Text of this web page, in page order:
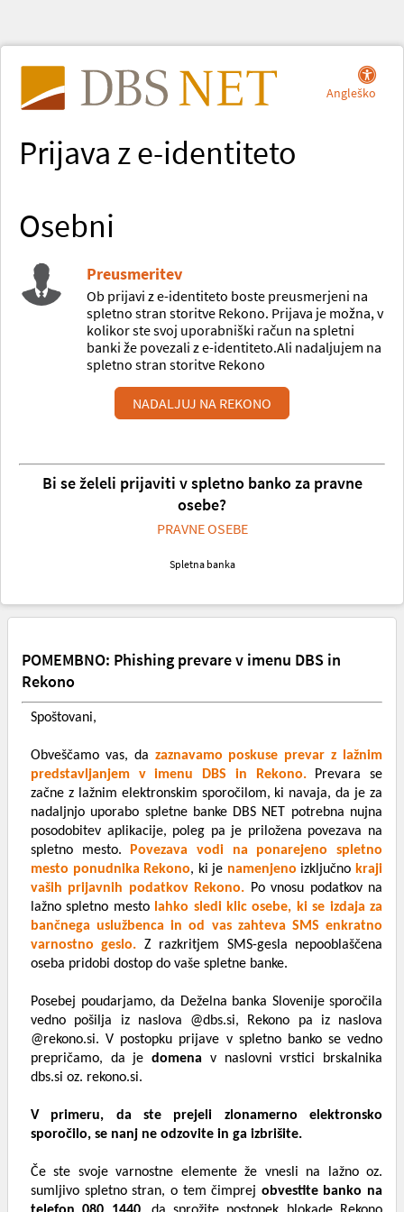
Angleško
Prijava z e-identiteto
Osebni
Preusmeritev
Ob prijavi z e-identiteto boste preusmerjeni na
spletno stran storitve Rekono. Prijava je možna, v
kolikor ste svoj uporabniški račun na spletni
banki že povezali z e-identiteto.Ali nadaljujem na
spletno stran storitve Rekono
NADALJUJ NA REKONO
Bi se želeli prijaviti v spletno banko za pravne
osebe?
PRAVNE OSEBE
Spletna banka
POMEMBNO: Phishing prevare v imenu DBS in
Rekono
Spoštovani,
Obveščamo vas, da zaznavamo poskuse prevar z lažnim
predstavljanjem v imenu DBS in Rekono.
Prevara se
začne z lažnim elektronskim sporočilom, ki navaja, da je za
nadaljnjo uporabo spletne banke DBS NET potrebna nujna
posodobitev aplikacije, poleg pa je priložena povezava na
spletno mesto.
Povezava vodi na ponarejeno spletno
mesto ponudnika Rekono, ki je namenjeno izključno kraji
vaših prijavnih podatkov Rekono. Po vnosu podatkov na
lažno spletno mesto lahko sledi klic osebe, ki se izdaja za
bančnega uslužbenca in od vas zahteva SMS enkratno
varnostno geslo. Z razkritjem SMS-gesla nepooblaščena
oseba pridobi dostop do vaše spletne banke.
Posebej poudarjamo, da Deželna banka Slovenije sporočila
vedno pošilja iz naslova @dbs.si, Rekono pa iz naslova
@rekono.si. V postopku prijave v spletno banko se vedno
prepričamo, da jedomena v naslovni vrstici brskalnika
dbs.si oz. rekono.si.
V primeru, da ste prejeli zlonamerno elektronsko
sporočilo, se nanj ne odzovite in ga izbrišite.
Če ste svoje varnostne elemente že vnesli na lažno oz.
sumljivo spletno stran, o tem čimprej obvestite banko na